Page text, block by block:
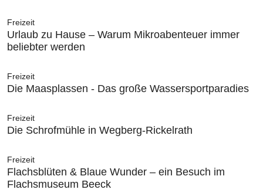
Freizeit
Urlaub zu Hause – Warum Mikroabenteuer immer
beliebter werden
Freizeit
Die Maasplassen - Das große Wassersportparadies
Freizeit
Die Schrofmühle in Wegberg-Rickelrath
Freizeit
Flachsblüten & Blaue Wunder – ein Besuch im
Flachsmuseum Beeck